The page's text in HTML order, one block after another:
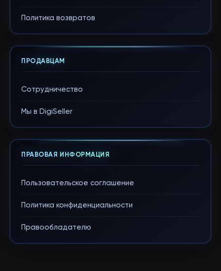
Политика возвратов
ПРОДАВЦАМ
Сотрудничество
Мы в DigiSeller
ПРАВОВАЯ ИНФОРМАЦИЯ
Пользовательское соглашение
Политика конфиденциальности
Правообладателю